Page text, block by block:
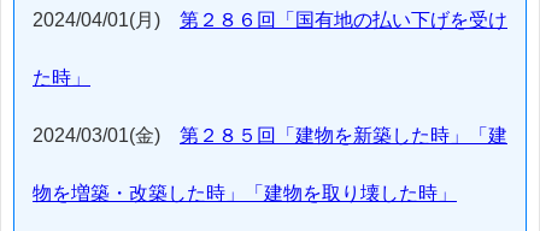
2024/04/01(月) 第２８６回「国有地の払い下げを受け
た時」
2024/03/01(金) 第２８５回「建物を新築した時」「建
物を増築・改築した時」「建物を取り壊した時」